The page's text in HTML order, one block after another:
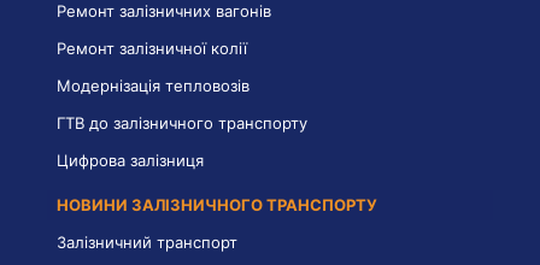
Ремонт залізничних вагонів
Ремонт залізничної колії
Модернізація тепловозів
ГТВ до залізничного транспорту
Цифрова залізниця
НОВИНИ ЗАЛІЗНИЧНОГО ТРАНСПОРТУ
Залізничний транспорт